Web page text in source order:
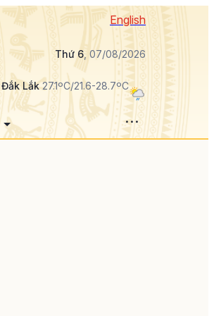
English
Thứ 6, 07/08/2026
Đắk Lắk27.1ºC/21.6-28.7ºC